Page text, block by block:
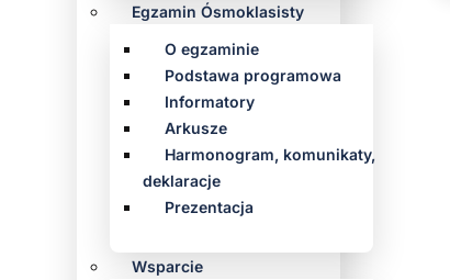
Egzamin Ósmoklasisty
O egzaminie
Podstawa programowa
Informatory
Arkusze
Harmonogram, komunikaty,
deklaracje
Prezentacja
Wsparcie